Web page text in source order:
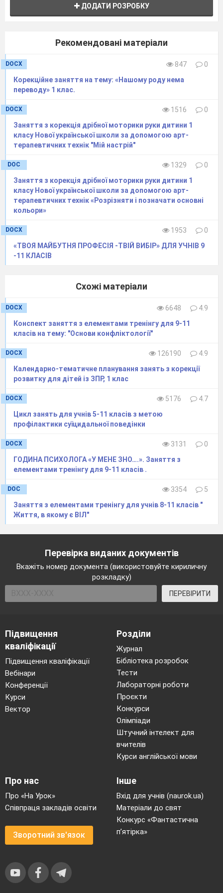
що він тихенько, поки ніхто не бачить, відкрив
червону фарбу та вмочив у неї палець. Фарба
швиденько закрив її і вимив руки з милом. Від
червоної фарби на пальці й сліду не
залишилось, а на парті й килимі лишилася
червона пляма.
Діти, хто це заляпав наш новий килим фарбою?-
Довго панувала тиша. Вовчик так і не зізнався.
-Діти. Як ви вважаєте: не зізнатися в скоєному-
це обман, чи ні?
- Запам‘ятайте:брехня дуже некрасива.
Обманювати- негарно і недобре для нашої
душі.
Заключна частина. Прощання.
Нам вже час повертатись до класу.
Які почуття ви сьогодні переживали? (
( Діти із психологом стають у коло і
праворуч, прощається із нею різноманітними
виразами).
ДОДАТИ РОЗРОБКУ
Рекомендовані матеріали
DOCX 847
0
Корекційне заняття на тему: «Нашому роду нема
переводу» 1 клас.
DOCX 1516
0
Заняття з корекція дрібної моторики руки дитини 1
класу Нової української школи за допомогою арт-
терапевтичних технік "Мій настрій"
DOC 1329
0
Заняття з корекція дрібної моторики руки дитини 1
класу Нової української школи за допомогою арт-
терапевтичних технік «Розрізняти і позначати основні
кольори»
DOCX 1953
0
«ТВОЯ МАЙБУТНЯ ПРОФЕСІЯ -ТВІЙ ВИБІР» ДЛЯ УЧНІВ 9
-11 КЛАСІВ
Схожі матеріали
DOCX 6648
4.9
Конспект заняття з елементами тренінгу для 9-11
класів на тему: "Основи конфліктології"
DOCX 126190
4.9
Календарно-тематичне планування занять з корекції
розвитку для дітей із ЗПР, 1 клас
DOCX 5176
4.7
Цикл занять для учнів 5-11 класів з метою
профілактики суїцидальної поведінки
DOCX 3131
0
ГОДИНА ПСИХОЛОГА «У МЕНЕ ЗНО….». Заняття з
елементами тренінгу для 9-11 класів .
DOC 3354
5
Заняття з елементами тренінгу для учнів 8-11 класів "
Життя, в якому є ВІЛ"
Перевірка виданих документів
Вкажіть номер документа (використовуйте кириличну
розкладку)
ПЕРЕВІРИТИ
Підвищення
кваліфікації
Підвищення кваліфікації
Вебінари
Конференції
Курси
Вектор
Розділи
Журнал
Бібліотека розробок
Тести
Лабораторні роботи
Проєкти
Конкурси
Олімпіади
Штучний інтелект для
вчителів
Курси англійської мови
Про нас
Про «На Урок»
Співпраця закладів освіти
Зворотний зв'язок
Інше
Вхід для учнів (naurok.ua)
Матеріали до свят
Конкурс «Фантастична
п’ятірка»